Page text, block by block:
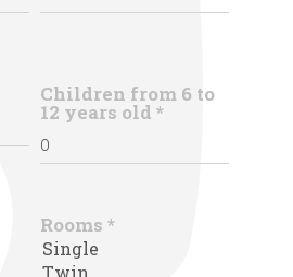
Children from 6 to
12 years old *
Rooms *